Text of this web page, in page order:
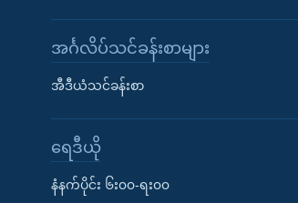
အင်္ဂလိပ်သင်ခန်းစာများ
အီဒီယံသင်ခန်းစာ
ရေဒီယို
နံနက်ပိုင်း ၆း၀၀-ရး၀၀